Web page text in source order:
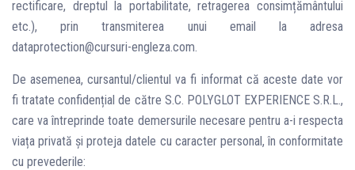
rectificare, dreptul la portabilitate, retragerea consimțământului
etc.), prin transmiterea unui email la adresa
dataprotection@cursuri-engleza.com.
De asemenea, cursantul/clientul va fi informat că aceste date vor
fi tratate confidențial de către S.C. POLYGLOT EXPERIENCE S.R.L.,
care va întreprinde toate demersurile necesare pentru a-i respecta
viața privată și proteja datele cu caracter personal, în conformitate
cu prevederile: